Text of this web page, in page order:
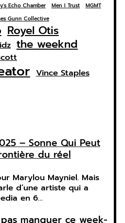
Echo Chamber Men I Trust MGMT
Gunn Collective
Royel Otis
the weeknd
Vince Staples
– Sonne Qui Peut
du réel
Marylou Mayniel. Mais
d’une artiste qui a
en 6…
manquer ce week-